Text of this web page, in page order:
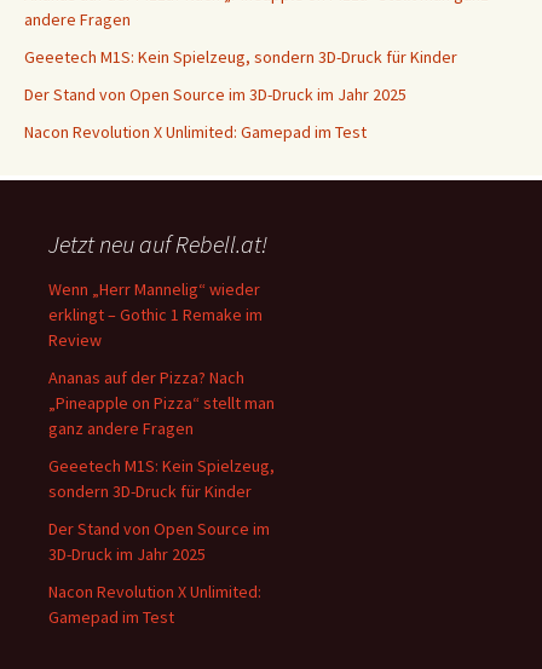
andere Fragen
Geeetech M1S: Kein Spielzeug, sondern 3D-Druck für Kinder
Der Stand von Open Source im 3D-Druck im Jahr 2025
Nacon Revolution X Unlimited: Gamepad im Test
Jetzt neu auf Rebell.at!
Wenn „Herr Mannelig“ wieder
erklingt – Gothic 1 Remake im
Review
Ananas auf der Pizza? Nach
„Pineapple on Pizza“ stellt man
ganz andere Fragen
Geeetech M1S: Kein Spielzeug,
sondern 3D-Druck für Kinder
Der Stand von Open Source im
3D-Druck im Jahr 2025
Nacon Revolution X Unlimited:
Gamepad im Test